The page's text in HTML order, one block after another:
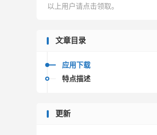
以上用户请点击领取。
文章目录
应用下载
特点描述
更新